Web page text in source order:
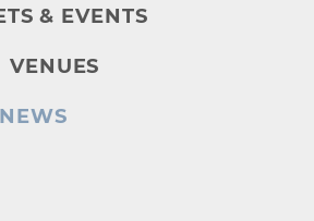
& EVENTS
VENUES
NEWS